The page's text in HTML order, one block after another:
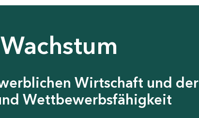
Wirtschaft und der
Wettbewerbsfähigkeit